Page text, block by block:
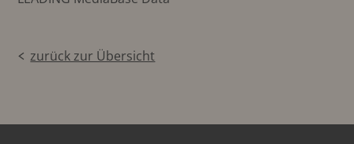
zurück zur Übersicht